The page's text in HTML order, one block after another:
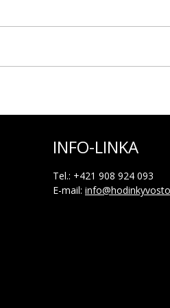
(v polohe 9 hod.) a indikátor
INFO-LINKA
Tel.: +421 908 924 093
E-mail: